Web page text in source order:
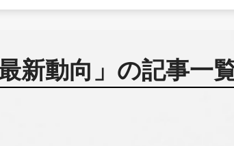
新動向」の記事一